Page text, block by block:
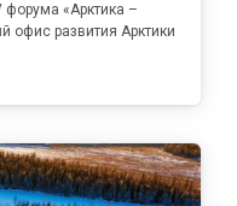
форума «Арктика –
офис развития Арктики